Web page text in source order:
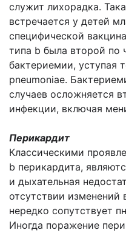
служит лихорадка.
встречается у детей
специфической
типа b была второй по
бактериемии, уступая
pneumoniae.
случаев осложняется
инфекции, включая
Перикардит
Классическими
b перикардита,
и дыхательная
отсутствии изменений
нередко сопутствует
Иногда поражение